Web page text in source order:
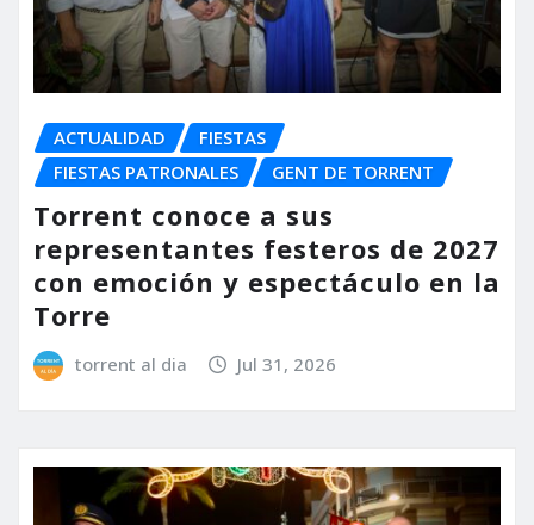
ACTUALIDAD
FIESTAS
FIESTAS PATRONALES
GENT DE TORRENT
Torrent conoce a sus
representantes festeros de 2027
con emoción y espectáculo en la
Torre
torrent al dia Jul 31, 2026